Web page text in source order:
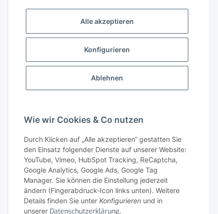
Alle akzeptieren
Konfigurieren
Ablehnen
Wie wir Cookies & Co nutzen
Durch Klicken auf „Alle akzeptieren“ gestatten Sie
den Einsatz folgender Dienste auf unserer Website:
YouTube, Vimeo, HubSpot Tracking, ReCaptcha,
Google Analytics, Google Ads, Google Tag
Manager. Sie können die Einstellung jederzeit
ändern (Fingerabdruck-Icon links unten). Weitere
Details finden Sie unter Konfigurieren und in
unserer Datenschutzerklärung.